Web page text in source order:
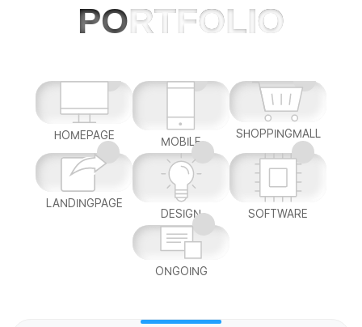
PORTFOLIO
HOMEPAGE MOBILE
SHOPPINGMALL
LANDINGPAGE
DESIGN
SOFTWARE
ONGOING